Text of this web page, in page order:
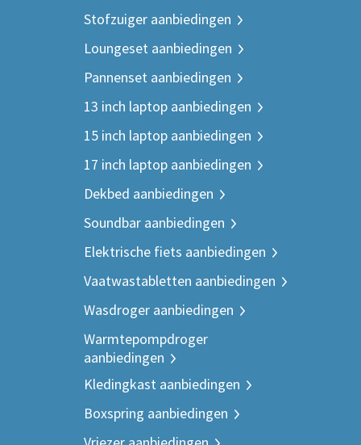
Stofzuiger aanbiedingen
Loungeset aanbiedingen
Pannenset aanbiedingen
13 inch laptop aanbiedingen
15 inch laptop aanbiedingen
17 inch laptop aanbiedingen
Dekbed aanbiedingen
Soundbar aanbiedingen
Elektrische fiets aanbiedingen
Vaatwastabletten aanbiedingen
Wasdroger aanbiedingen
Warmtepompdroger
aanbiedingen
Kledingkast aanbiedingen
Boxspring aanbiedingen